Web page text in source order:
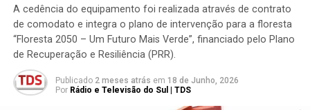
A cedência do equipamento foi realizada através de contrato
de comodato e integra o plano de intervenção para a floresta
“Floresta 2050 – Um Futuro Mais Verde”, financiado pelo Plano
de Recuperação e Resiliência (PRR).
Publicado 2 meses atrás em 18 de Junho, 2026
Por Rádio e Televisão do Sul | TDS